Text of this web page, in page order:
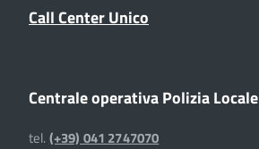
Call Center Unico
Centrale operativa Polizia Locale
tel.(+39) 041 2747070